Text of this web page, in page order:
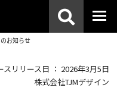
お知らせ
スリリース日 ： 2026年3月5日
株式会社TJMデザイン